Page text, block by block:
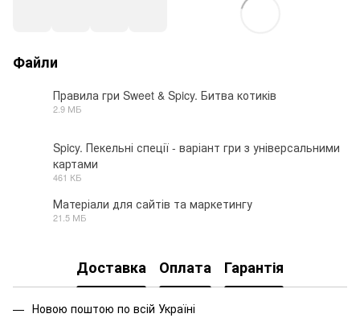
Файли
Правила гри Sweet & Spicy. Битва котиків
2.9 МБ
Spicy. Пекельні спеції - варіант гри з універсальними
картами
461 КБ
Матеріали для сайтів та маркетингу
21.5 МБ
Доставка Оплата Гарантія
Новою поштою по всій Україні